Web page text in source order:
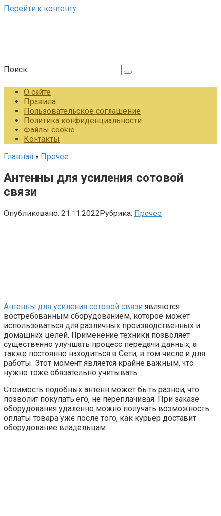
Перейти к контенту
Поиск:
О сайте
Правила
Пользовательское соглашение
Политика конфиденциальности
Файлы cookie
Контакты
Главная » Прочее
Антенны для усиления сотовой
связи
Опубликовано: 21.11.2022Рубрика: Прочее
Антенны для усиления сотовой связи являются
востребованным оборудованием, которое может
использоваться для различных производственных и
домашних целей. Применение техники позволяет
существенно улучшать процесс передачи данных, а
также постоянно находиться в Сети, в том числе и для
работы. Этот момент является крайне важным, что
нужно тоже обязательно учитывать.
Стоимость подобных антенн может быть разной, что
позволит покупать его, не переплачивая. При заказе
оборудования удаленно можно получать возможность
оплаты товара уже после того, как курьер доставит
оборудование владельцам.